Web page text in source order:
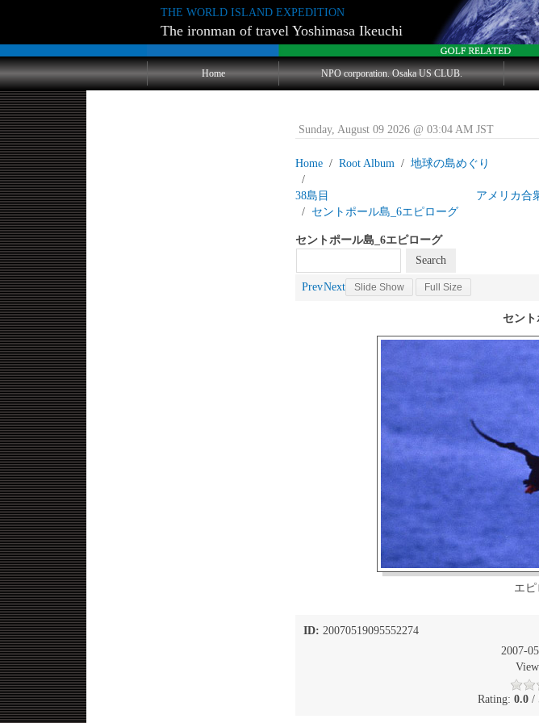
THE WORLD ISLAND EXPEDITION
The ironman of travel Yoshimasa Ikeuchi
Home NPO corporation. Osaka US CLUB.
Sunday, August 09 2026 @ 03:04 AM JST
Home Root Album 地球の島めぐり
38島目 アメリカ合衆国・
セントポール島_6エピローグ
セントポール島_6エピローグ
PrevNext Slide Show Full Size
セント
エ
ID: 20070519095552274
2007-
Rating: 0.0/